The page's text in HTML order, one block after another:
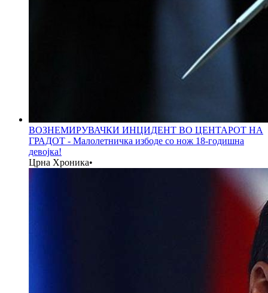
ВОЗНЕМИРУВАЧКИ ИНЦИДЕНТ ВО ЦЕНТАРОТ НА
ГРАДОТ - Малолетничка избоде со нож 18-годишна
девојка!
Црна Хроника•